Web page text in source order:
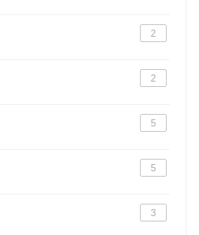
2
2
5
5
3